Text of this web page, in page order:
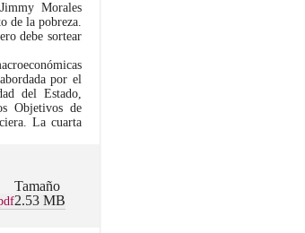
Morales
de la pobreza.
debe sortear
por el
del Estado,
Objetivos de
La cuarta
Tamaño
2.53 MB